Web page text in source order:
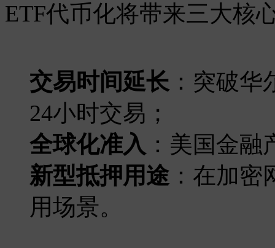
ETF代币化将带来三大核
交易时间延长 ：突破
24小时交易；
全球化准入 ：美国金
新型抵押用途 ：在加
用场景。